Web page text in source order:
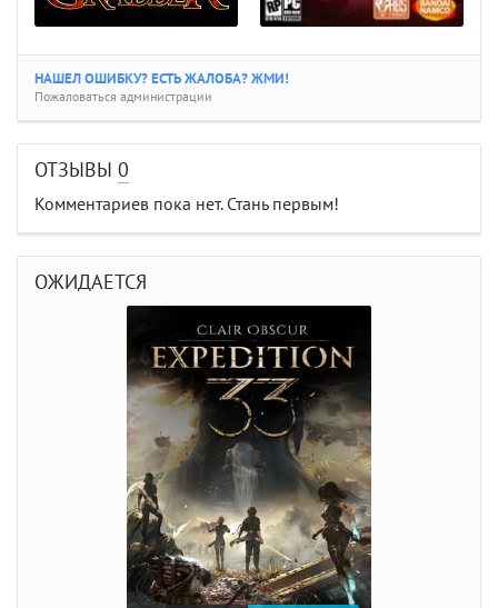
НАШЕЛ ОШИБКУ? ЕСТЬ ЖАЛОБА? ЖМИ!
Пожаловаться администрации
ОТЗЫВЫ 0
Комментариев пока нет. Стань первым!
ОЖИДАЕТСЯ